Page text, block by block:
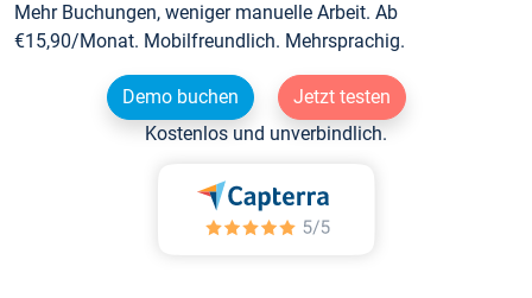
Mehr Buchungen, weniger manuelle Arbeit. Ab
€15,90/Monat. Mobilfreundlich. Mehrsprachig.
Demo buchen
Jetzt testen
Kostenlos und unverbindlich.